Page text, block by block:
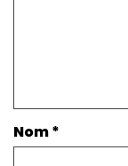
Nom*